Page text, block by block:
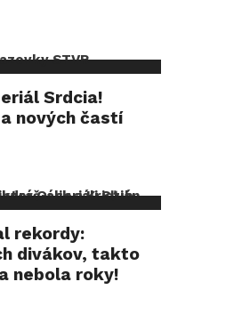
Srdcia!
nových častí
rekordy:
divákov, takto
nebola roky!